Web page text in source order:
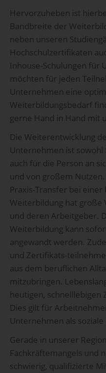
Hervorzuheben ist
Bandbreite der
neben unseren
Hochschulzertifikaten
Inhouse-Schulungen für
möchten für jeden
Unternehmen eine
Weiterbildungsbedarf
gerne Hand in Hand mit
Die Weiterentwicklung
Unternehmen ist
auch für die Person an
und von großem
Praxis-Transfer bei
Weiterbildung hat große
und deren Arbeitgeber.
Weiterbildung kann
angewandt werden.
und Zertifikats-
aus dem beruflichen
mitzubringen.
heutigen, schnelllebigen
Dies gilt für
Unternehmen als soziale
Gerade in unserer
Fachkräftemangels und
schwierig, qualifizierte